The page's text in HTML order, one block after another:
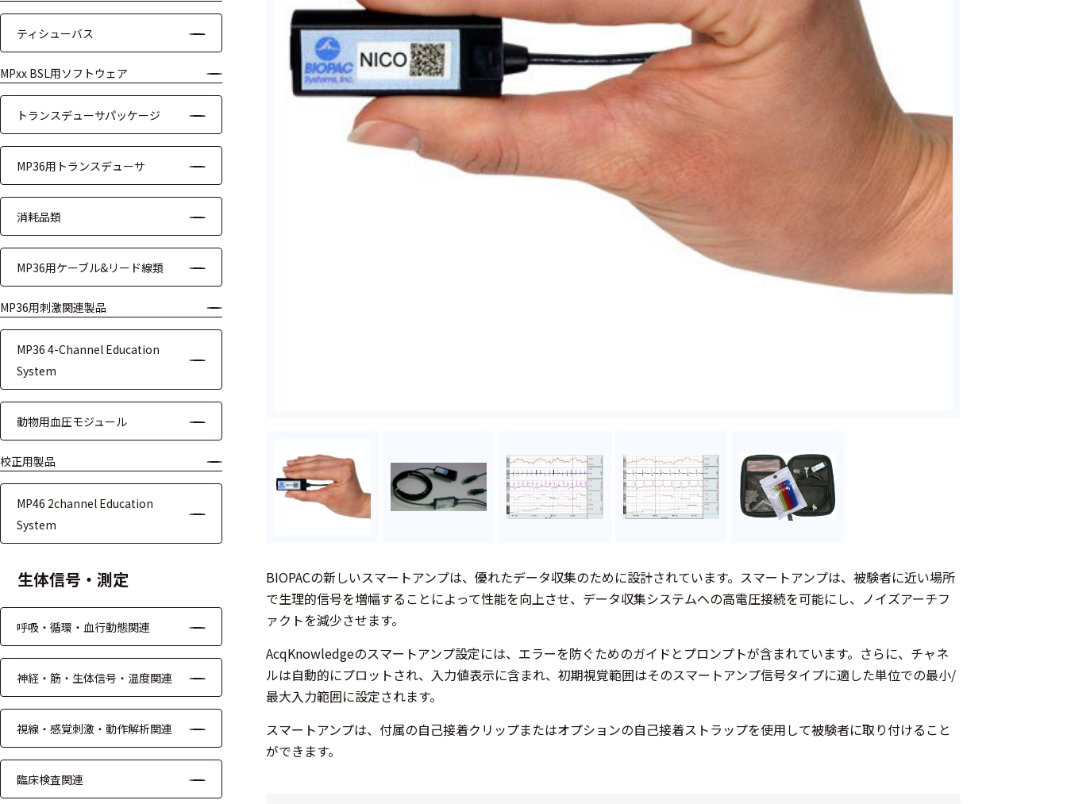
テレメー
タ
スイッチ
センサ・信号処
信号処理
モジュー
ル
フィルタ
ソフトウ
機器
ゴニオメ
ータ
アイトラ
ッキング
プローブ
計測機器
ティシューバス
MPxx BSL用ソフトウェア
トランスデューサパッケージ
MP36用トランスデューサ
消耗品類
MP36用ケーブル&リード線類
MP36用刺激関連製品
MP36 4-Channel Education
System
動物用血圧モジュール
校正用製品
MP46 2channel Education
System
生体信号・測定
呼吸・循環・血行動態関連
神経・筋・生体信号・温度関連
視線・感覚刺激・動作解析関連
臨床検査関連
BIOPACの新しいスマートアンプは、優れたデータ収集のために設計されています。スマートアンプは、被験者に近い場所
で生理的信号を増幅することによって性能を向上させ、データ収集システムへの高電圧接続を可能にし、ノイズアーチフ
ァクトを減少させます。
AcqKnowledgeのスマートアンプ設定には、エラーを防ぐためのガイドとプロンプトが含まれています。さらに、チャネ
ルは自動的にプロットされ、入力値表示に含まれ、初期視覚範囲はそのスマートアンプ信号タイプに適した単位での最小/
最大入力範囲に設定されます。
スマートアンプは、付属の自己接着クリップまたはオプションの自己接着ストラップを使用して被験者に取り付けること
ができます。